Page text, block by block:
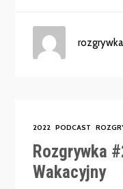
rozgrywka
2022 PODCAST
Rozgrywka
Wakacyjny